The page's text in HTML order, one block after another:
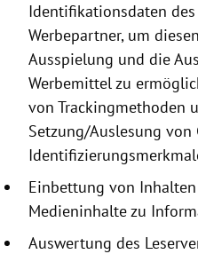
Identifikationsdaten
Werbepartner, um
Ausspielung und die
Werbemittel zu
von Trackingmethoden
Setzung/Auslesung von
Einbettung von
Medieninhalte zu
Auswertung des